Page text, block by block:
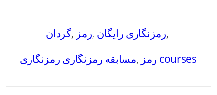
گردان, رمز, رمزنگاری رایگان,
مسابقه رمزنگاری رمزنگاری, رمز courses